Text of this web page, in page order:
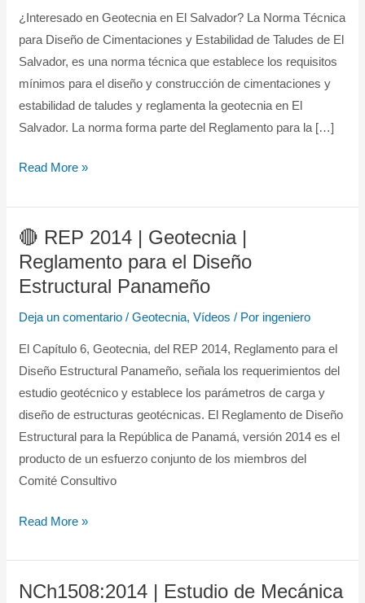
¿Interesado en Geotecnia en El Salvador? La Norma Técnica
para Diseño de Cimentaciones y Estabilidad de Taludes de El
Salvador, es una norma técnica que establece los requisitos
mínimos para el diseño y construcción de cimentaciones y
estabilidad de taludes y reglamenta la geotecnia en El
Salvador. La norma forma parte del Reglamento para la […]
Cimentaciones
y
Estabilidad
de
Taludes
|
El
Read More »
🔴 REP 2014 | Geotecnia |
Reglamento para el Diseño
Estructural Panameño
Deja un comentario /Geotecnia,Vídeos / Por ingeniero
El Capítulo 6, Geotecnia, del REP 2014, Reglamento para el
Diseño Estructural Panameño, señala los requerimientos del
estudio geotécnico y establece los parámetros de carga y
diseño de estructuras geotécnicas. El Reglamento de Diseño
Estructural para la República de Panamá, versión 2014 es el
producto de un esfuerzo conjunto de los miembros del
Comité Consultivo
🔴
REP
2014
Geotecnia
|
Reglamento
para
el
Diseño
Estructural
Panameño
Read More »
NCh1508:2014 | Estudio de Mecánica
NCh1508:2014